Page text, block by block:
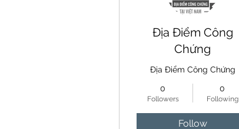
Địa Điểm Công
Chứng
Địa Điểm Công Chứng
0
Followers
0
Following
Follow